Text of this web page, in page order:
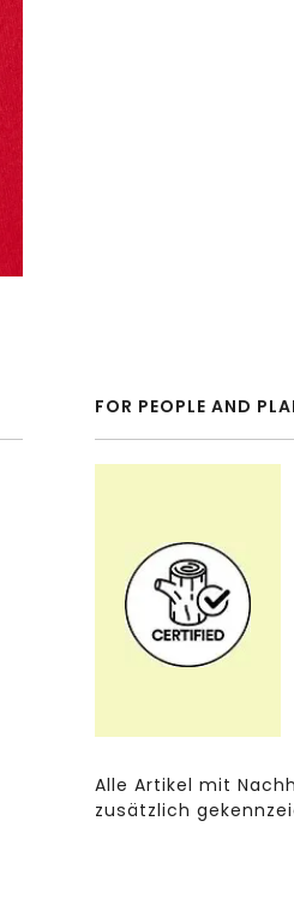
FOR PEOPLE AND
Alle Artikel mit
zusätzlich